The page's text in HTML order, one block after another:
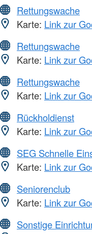
Rettungswache
Karte: Link zur
Rettungswache
Karte: Link zur
Rettungswache
Karte: Link zur
Rückholdienst
Karte: Link zur
SEG Schnelle
Karte: Link zur
Seniorenclub
Karte: Link zur
Sonstige